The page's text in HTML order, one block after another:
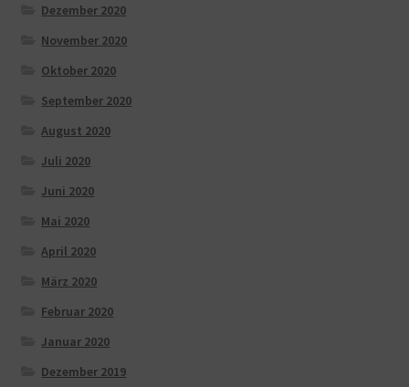
Dezember 2020
November 2020
Oktober 2020
September 2020
August 2020
Juli 2020
Juni 2020
Mai 2020
April 2020
März 2020
Februar 2020
Januar 2020
Dezember 2019